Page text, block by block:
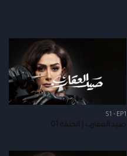
S1 - EP1
صيد العقارب | الحلقة 01